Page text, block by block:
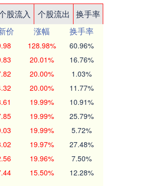
股流入 个股流出
换手率
价 涨幅
换手率
128.98% 60.96%
20.01% 16.76%
20.00% 1.03%
20.00% 11.77%
19.99% 10.91%
19.99% 25.79%
19.99% 5.72%
19.97% 27.48%
19.96% 7.50%
15.50% 12.28%